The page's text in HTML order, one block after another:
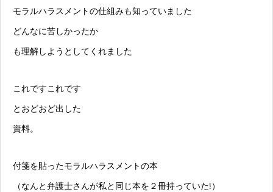
モラルハラスメントの仕組みも知っていました
どんなに苦しかったか
も理解しようとしてくれました
これですこれです
とおどおど出した
資料。
付箋を貼ったモラルハラスメントの本
（なんと弁護士さんが私と同じ本を２冊持っていた❕）